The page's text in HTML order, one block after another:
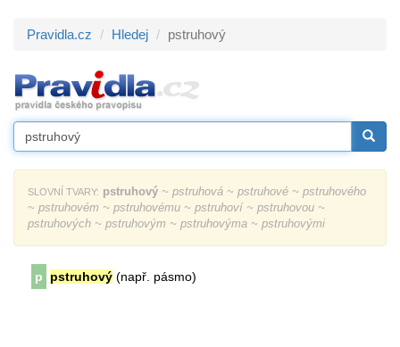
Pravidla.cz Hledej pstruhový
SLOVNÍ TVARY: pstruhový ~ pstruhová ~ pstruhové ~ pstruhového
~ pstruhovém ~ pstruhovému ~ pstruhoví ~ pstruhovou ~
pstruhových ~ pstruhovým ~ pstruhovýma ~ pstruhovými
p pstruhový (např. pásmo)